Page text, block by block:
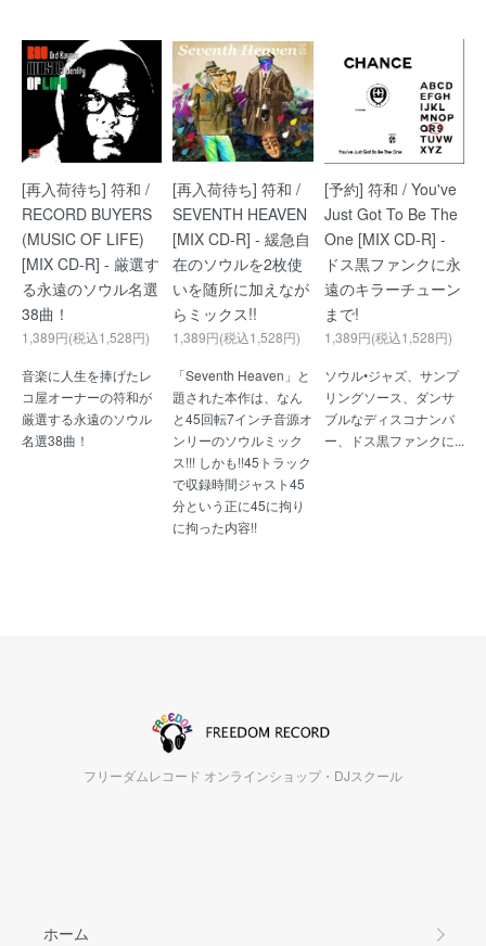
[再入荷待ち] 符和 /
RECORD BUYERS
(MUSIC OF LIFE)
[MIX CD-R] - 厳選す
る永遠のソウル名選
38曲！
1,389円(税込1,528円)
音楽に人生を捧げたレ
コ屋オーナーの符和が
厳選する永遠のソウル
名選38曲！
[再入荷待ち] 符和 /
SEVENTH HEAVEN
[MIX CD-R] - 緩急自
在のソウルを2枚使
いを随所に加えなが
らミックス!!
1,389円(税込1,528円)
「Seventh Heaven」と
題された本作は、なん
と45回転7インチ音源オ
ンリーのソウルミック
ス!!! しかも!!45トラック
で収録時間ジャスト45
分という正に45に拘り
に拘った内容!!
[予約] 符和 / You've
Just Got To Be The
One [MIX CD-R] -
ドス黒ファンクに永
遠のキラーチューン
まで!
1,389円(税込1,528円)
ソウル•ジャズ、サンプ
リングソース、ダンサ
ブルなディスコナンバ
ー、ドス黒ファンクに...
フリーダムレコード オンラインショップ・DJスクール
ホーム